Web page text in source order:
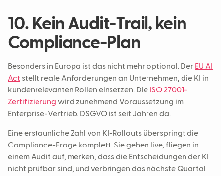
10. Kein Audit-Trail, kein
Compliance-Plan
Besonders in Europa ist das nicht mehr optional. Der EU AI
Act stellt reale Anforderungen an Unternehmen, die KI in
kundenrelevanten Rollen einsetzen. Die ISO 27001-
Zertifizierung wird zunehmend Voraussetzung im
Enterprise-Vertrieb. DSGVO ist seit Jahren da.
Eine erstaunliche Zahl von KI-Rollouts überspringt die
Compliance-Frage komplett. Sie gehen live, fliegen in
einem Audit auf, merken, dass die Entscheidungen der KI
nicht prüfbar sind, und verbringen das nächste Quartal